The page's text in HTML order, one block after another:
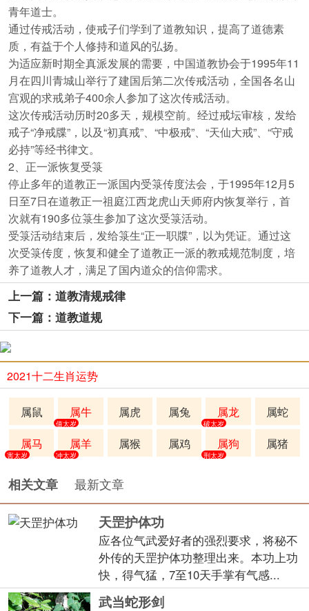
青年道士。
通过传戒活动，使戒子们学到了道教知识，提高了道德素
质，有益于个人修持和道风的弘扬。
为适应新时期全真派发展的需要，中国道教协会于1995年11
月在四川青城山举行了建国后第二次传戒活动，全国各名山
宫观的求戒弟子400余人参加了这次传戒活动。
这次传戒活动历时20多天，规模空前。经过戒坛审核，发给
戒子“净戒牒”，以及“初真戒”、“中极戒”、“天仙大戒”、“守戒
必持”等经书律文。
2、正一派恢复受箓
停止多年的道教正一派国内受箓传度法会，于1995年12月5
日至7日在道教正一祖庭江西龙虎山天师府内恢复举行，首
次就有190多位箓生参加了这次受箓活动。
受箓活动结束后，发给箓生“正一职牒”，以为凭证。通过这
次受箓传度，恢复和健全了道教正一派的教戒规范制度，培
养了道教人才，满足了国内道众的信仰需求。
上一篇：道教清规戒律
下一篇：道教道规
2021十二生肖运势
属鼠 属牛
值太岁
属虎 属兔 属龙
破太岁
属蛇
属马
害太岁
属羊
冲太岁
属猴 属鸡 属狗
刑太岁
属猪
相关文章 最新文章
天罡护体功
应各位气武爱好者的强烈要求，将秘不
外传的天罡护体功整理出来。本功上功
快，得气猛，7至10天手掌有气感...
武当蛇形剑